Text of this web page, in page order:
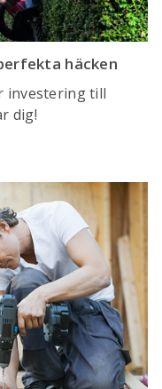
häcken
investering till
dig!